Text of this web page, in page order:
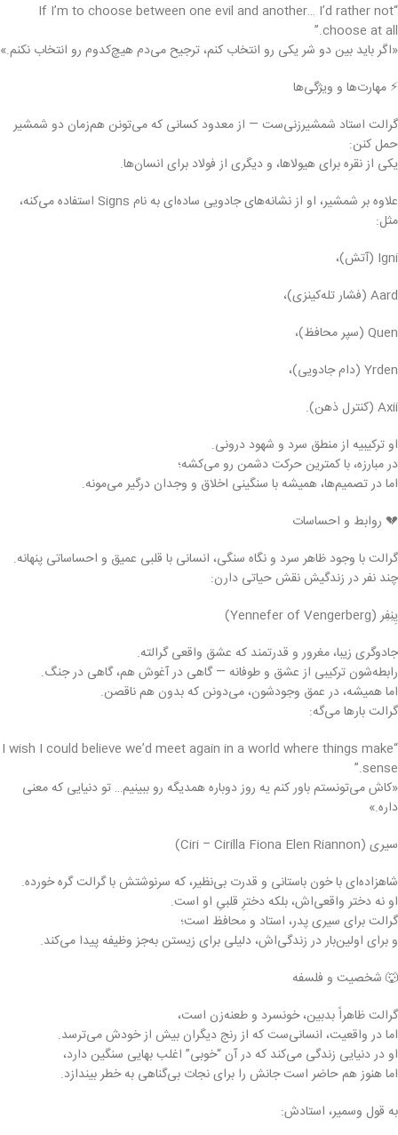
“If I’m to choose between one evil and another… I’d rather not
choose at all.”
«اگر باید بین دو شر یکی رو انتخاب کنم، ترجیح می‌دم هیچ‌کدوم رو انتخاب نکنم.»
⚡ مهارت‌ها و ویژگی‌ها
گرالت استاد شمشیرزنی‌ست — از معدود کسانی که می‌تونن هم‌زمان دو شمشیر
حمل کنن:
یکی از نقره برای هیولاها، و دیگری از فولاد برای انسان‌ها.
علاوه بر شمشیر، او از نشانه‌های جادویی ساده‌ای به نام Signs استفاده می‌کنه،
مثل:
Igni (آتش)،
Aard (فشار تله‌کینزی)،
Quen (سپر محافظ)،
Yrden (دام جادویی)،
Axii (کنترل ذهن).
او ترکیبیه از منطق سرد و شهود درونی.
در مبارزه، با کمترین حرکت دشمن رو می‌کشه؛
اما در تصمیم‌ها، همیشه با سنگینی اخلاق و وجدان درگیر می‌مونه.
💔 روابط و احساسات
گرالت با وجود ظاهر سرد و نگاه سنگی، انسانی با قلبی عمیق و احساساتی پنهانه.
چند نفر در زندگیش نقش حیاتی دارن:
یِنِفِر (Yennefer of Vengerberg)
جادوگری زیبا، مغرور و قدرتمند که عشق واقعی گرالته.
رابطه‌شون ترکیبی از عشق و طوفانه — گاهی در آغوش هم، گاهی در جنگ.
اما همیشه، در عمق وجودشون، می‌دونن که بدون هم ناقصن.
گرالت بارها می‌گه:
“I wish I could believe we’d meet again in a world where things make
sense.”
«کاش می‌تونستم باور کنم یه روز دوباره همدیگه رو ببینیم… تو دنیایی که معنی
داره.»
سیری (Ciri – Cirilla Fiona Elen Riannon)
شاهزاده‌ای با خون باستانی و قدرت بی‌نظیر، که سرنوشتش با گرالت گره خورده.
او نه دختر واقعی‌اش، بلکه دخترِ قلبیِ او است.
گرالت برای سیری پدر، استاد و محافظ است؛
و برای اولین‌بار در زندگی‌اش، دلیلی برای زیستن به‌جز وظیفه پیدا می‌کند.
🐺 شخصیت و فلسفه
گرالت ظاهراً بدبین، خونسرد و طعنه‌زن است،
اما در واقعیت، انسانی‌ست که از رنج دیگران بیش از خودش می‌ترسد.
او در دنیایی زندگی می‌کند که در آن “خوبی” اغلب بهایی سنگین دارد،
اما هنوز هم حاضر است جانش را برای نجات بی‌گناهی به خطر بیندازد.
به قول وسمیر، استادش: